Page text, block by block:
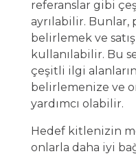
referanslar gibi
ayrılabilir.
belirlemek ve
kullanılabilir. Bu
çeşitli ilgi
belirlemenize ve
yardımcı olabilir.
Hedef kitlenizin
onlarla daha iyi